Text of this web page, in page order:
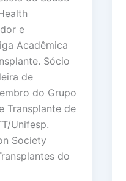
e
Acadêmica
Sócio
de
do Grupo
Transplante de
Unifesp.
Society
do